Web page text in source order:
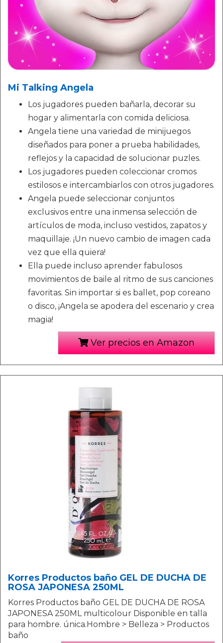
Mi Talking Angela
Los jugadores pueden bañarla, decorar su
hogar y alimentarla con comida deliciosa.
Angela tiene una variedad de minijuegos
diseñados para poner a prueba habilidades,
reflejos y la capacidad de solucionar puzles.
Los jugadores pueden coleccionar cromos
estilosos e intercambiarlos con otros jugadores.
Angela puede seleccionar conjuntos
exclusivos entre una inmensa selección de
artículos de moda, incluso vestidos, zapatos y
maquillaje. ¡Un nuevo cambio de imagen cada
vez que ella quiera!
Ella puede incluso aprender fabulosos
movimientos de baile al ritmo de sus canciones
favoritas. Sin importar si es ballet, pop coreano
o disco, ¡Angela se apodera del escenario y crea
magia!
Ver precios en Amazon
Korres Productos baño GEL DE DUCHA DE
ROSA JAPONESA 250ML
Korres Productos baño GEL DE DUCHA DE ROSA
JAPONESA 250ML multicolour Disponible en talla
para hombre. única.Hombre > Belleza > Productos
baño